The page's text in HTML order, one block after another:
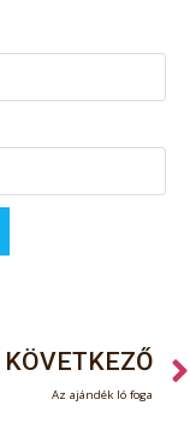
KÖVETKEZŐ
Az ajándék ló foga